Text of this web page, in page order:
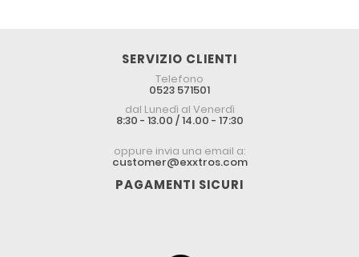
SERVIZIO CLIENTI
Telefono
0523 571501
dal Lunedì al Venerdì
8:30 - 13.00 / 14.00 - 17:30
oppure invia una email a:
customer@exxtros.com
PAGAMENTI SICURI